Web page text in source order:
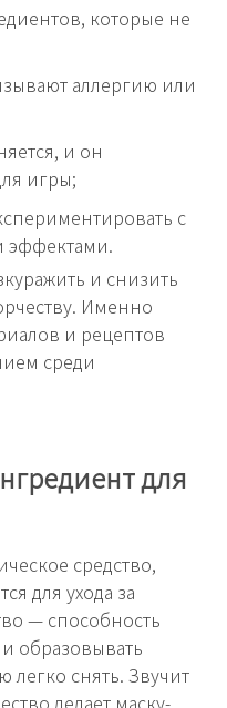
которые не
аллергию или
и он
игры;
с
эффектами.
и снизить
Именно
и рецептов
среди
для
средство,
для ухода за
— способность
образовывать
легко снять. Звучит
делает маску-